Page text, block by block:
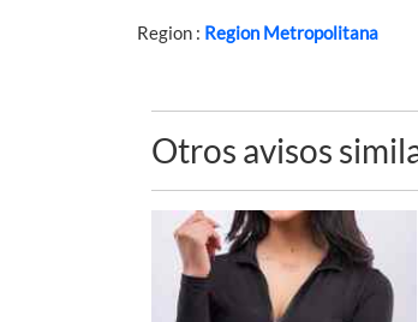
Region : Region Metropolitana
Otros avisos